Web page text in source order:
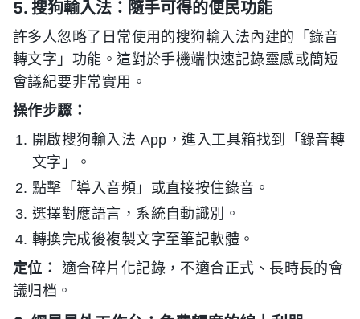
5. 搜狗輸入法：隨手可得的便民功能
許多人忽略了日常使用的搜狗輸入法內建的「錄音
轉文字」功能。這對於手機端快速記錄靈感或簡短
會議紀要非常實用。
操作步驟：
開啟搜狗輸入法 App，進入工具箱找到「錄音轉
文字」。
點擊「導入音頻」或直接按住錄音。
選擇對應語言，系統自動識別。
轉換完成後複製文字至筆記軟體。
定位：
適合碎片化記錄，不適合正式、長時長的會
議归档。